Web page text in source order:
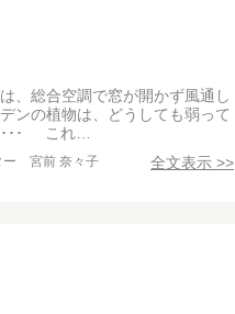
、総合空調で窓が開かず風通し
ンの植物は、どうしても弱って
･･･ これ…
ー 宮前 奈々子 全文表示 >>